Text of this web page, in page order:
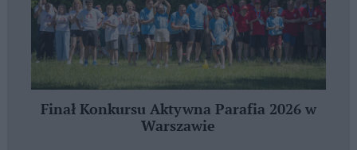
Finał Konkursu Aktywna Parafia 2026 w
Warszawie